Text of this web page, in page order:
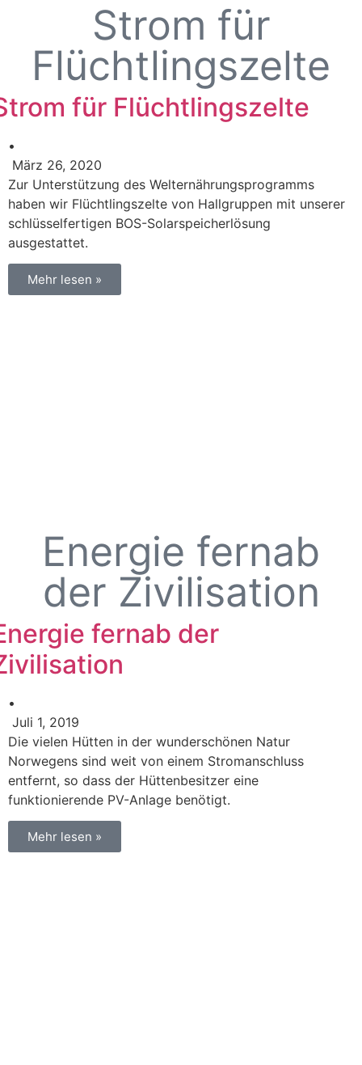
Strom für
Flüchtlingszelte
für Flüchtlingszelte
•
März 26, 2020
Zur Unterstützung des Welternährungsprogramms
haben wir Flüchtlingszelte von Hallgruppen mit unserer
schlüsselfertigen BOS-Solarspeicherlösung
ausgestattet.
Mehr lesen »
Energie fernab
der Zivilisation
fernab der
•
Juli 1, 2019
Die vielen Hütten in der wunderschönen Natur
Norwegens sind weit von einem Stromanschluss
entfernt, so dass der Hüttenbesitzer eine
funktionierende PV-Anlage benötigt.
Mehr lesen »